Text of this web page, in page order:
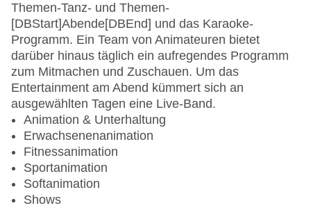
Themen-Tanz- und Themen-
[DBStart]Abende[DBEnd] und das Karaoke-
Programm. Ein Team von Animateuren bietet
darüber hinaus täglich ein aufregendes Programm
zum Mitmachen und Zuschauen. Um das
Entertainment am Abend kümmert sich an
ausgewählten Tagen eine Live-Band.
Animation & Unterhaltung
Erwachsenenanimation
Fitnessanimation
Sportanimation
Softanimation
Shows